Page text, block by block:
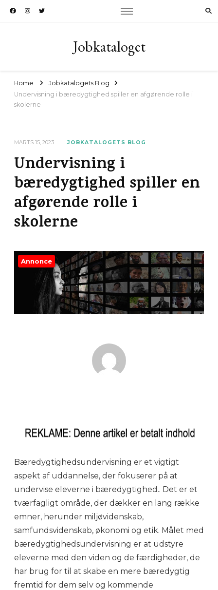
Jobkataloget
Home
Jobkatalogets Blog
Undervisning i bæredygtighed spiller en afgørende rolle i
skolerne
MARTS 15, 2023 JOBKATALOGETS BLOG
Undervisning i
bæredygtighed spiller en
afgørende rolle i
skolerne
Annonce
Bæredygtighedsundervisning er et vigtigt
aspekt af uddannelse, der fokuserer på at
undervise eleverne i bæredygtighed.. Det er et
tværfagligt område, der dækker en lang række
emner, herunder miljøvidenskab,
samfundsvidenskab, økonomi og etik. Målet med
bæredygtighedsundervisning er at udstyre
eleverne med den viden og de færdigheder, de
har brug for til at skabe en mere bæredygtig
fremtid for dem selv og kommende